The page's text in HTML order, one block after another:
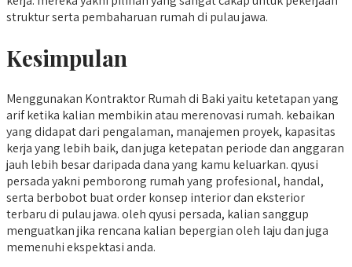
struktur serta pembaharuan rumah di pulau jawa.
Kesimpulan
Menggunakan Kontraktor Rumah di Baki yaitu ketetapan yang
arif ketika kalian membikin atau merenovasi rumah. kebaikan
yang didapat dari pengalaman, manajemen proyek, kapasitas
kerja yang lebih baik, dan juga ketepatan periode dan anggaran
jauh lebih besar daripada dana yang kamu keluarkan. qyusi
persada yakni pemborong rumah yang profesional, handal,
serta berbobot buat order konsep interior dan eksterior
terbaru di pulau jawa. oleh qyusi persada, kalian sanggup
menguatkan jika rencana kalian bepergian oleh laju dan juga
memenuhi ekspektasi anda.